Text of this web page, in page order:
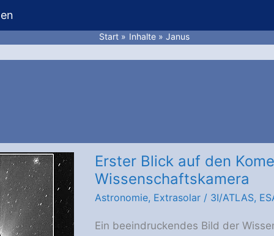
Start Inhalte Janus
Erster Blick auf den
Wissenschaftskamera
Astronomie, Extrasolar/ 3I/ATLAS,
Ein beeindruckendes Bild der